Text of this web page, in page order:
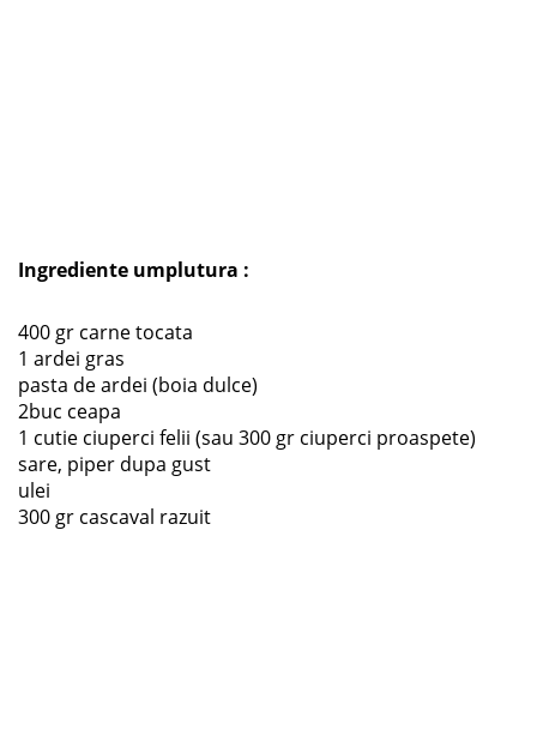
Ingrediente umplutura :
400 gr carne tocata
1 ardei gras
pasta de ardei (boia dulce)
2buc ceapa
1 cutie ciuperci felii (sau 300 gr ciuperci proaspete)
sare, piper dupa gust
ulei
300 gr cascaval razuit